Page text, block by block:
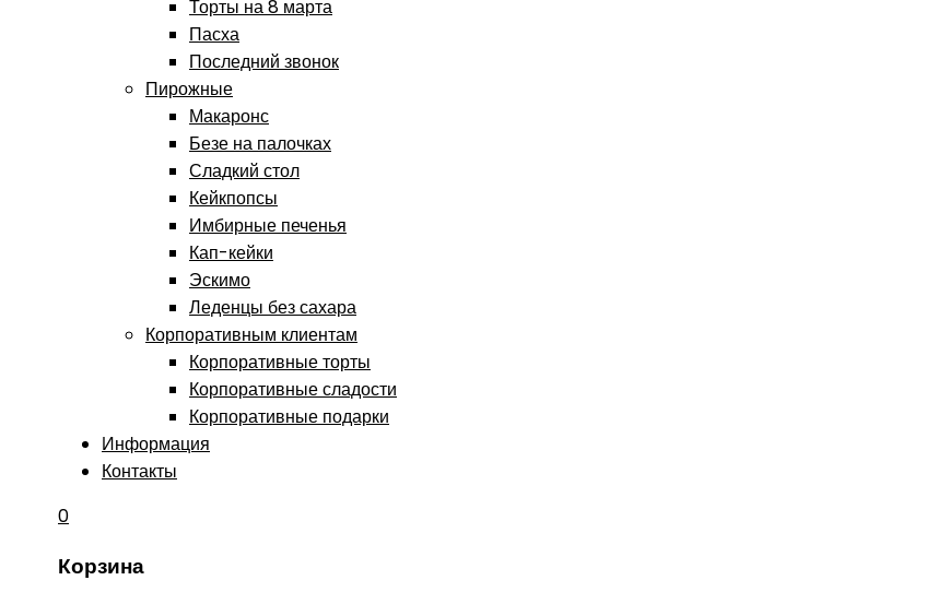
Торты на 8 марта
Пасха
Последний звонок
Пирожные
Макаронс
Безе на палочках
Сладкий стол
Кейкпопсы
Имбирные печенья
Кап-кейки
Эскимо
Леденцы без сахара
Корпоративным клиентам
Корпоративные торты
Корпоративные сладости
Корпоративные подарки
Информация
Контакты
0
Корзина